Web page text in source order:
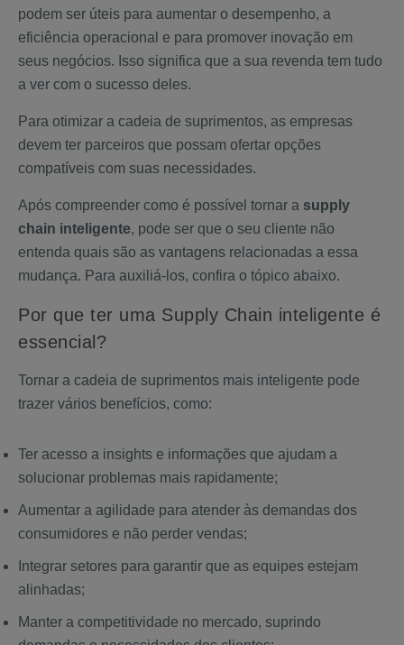
podem ser úteis para aumentar o desempenho, a
eficiência operacional e para promover inovação em
seus negócios. Isso significa que a sua revenda tem tudo
a ver com o sucesso deles.
Para otimizar a cadeia de suprimentos, as empresas
devem ter parceiros que possam ofertar opções
compatíveis com suas necessidades.
Após compreender como é possível tornar a supply
chain inteligente, pode ser que o seu cliente não
entenda quais são as vantagens relacionadas a essa
mudança. Para auxiliá-los, confira o tópico abaixo.
Por que ter uma Supply Chain inteligente é
essencial?
Tornar a cadeia de suprimentos mais inteligente pode
trazer vários benefícios, como:
Ter acesso a insights e informações que ajudam a
solucionar problemas mais rapidamente;
Aumentar a agilidade para atender às demandas dos
consumidores e não perder vendas;
Integrar setores para garantir que as equipes estejam
alinhadas;
Manter a competitividade no mercado, suprindo